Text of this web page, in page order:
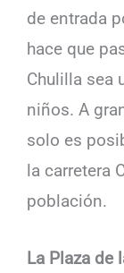
de entrada
hace que
Chulilla sea
niños. A
solo es
la carretera
población.
La Plaza de